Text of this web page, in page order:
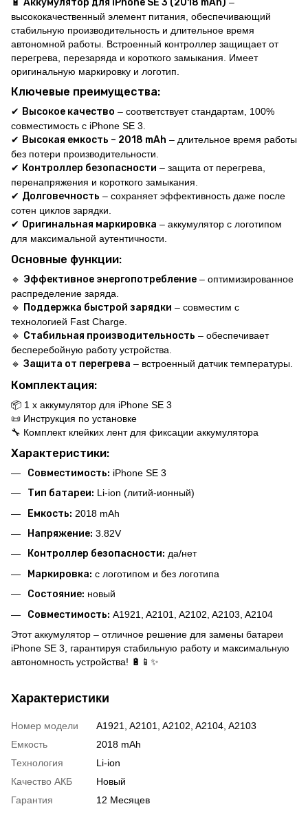
высококачественный элемент питания, обеспечивающий
стабильную производительность и длительное время
автономной работы. Встроенный контроллер защищает от
перегрева, перезаряда и короткого замыкания. Имеет
оригинальную маркировку и логотип.
Ключевые преимущества:
✔ Высокое качество – соответствует стандартам, 100%
совместимость с iPhone SE 3.
✔ Высокая емкость – 2018 mAh – длительное время работы
без потери производительности.
✔ Контроллер безопасности – защита от перегрева,
перенапряжения и короткого замыкания.
✔ Долговечность – сохраняет эффективность даже после
сотен циклов зарядки.
✔ Оригинальная маркировка – аккумулятор с логотипом
для максимальной аутентичности.
Основные функции:
🔹 Эффективное энергопотребление – оптимизированное
распределение заряда.
🔹 Поддержка быстрой зарядки – совместим с
технологией Fast Charge.
🔹 Стабильная производительность – обеспечивает
бесперебойную работу устройства.
🔹 Защита от перегрева – встроенный датчик температуры.
Комплектация:
📦 1 x аккумулятор для iPhone SE 3
📜 Инструкция по установке
🔧 Комплект клейких лент для фиксации аккумулятора
Характеристики:
Совместимость: iPhone SE 3
Тип батареи: Li-ion (литий-ионный)
Емкость: 2018 mAh
Напряжение: 3.82V
Контроллер безопасности: да/нет
Маркировка: с логотипом и без логотипа
Состояние: новый
Совместимость: A1921, A2101, A2102, A2103, A2104
Этот аккумулятор – отличное решение для замены батареи
iPhone SE 3, гарантируя стабильную работу и максимальную
автономность устройства! 🔋📱✨
Характеристики
Номер модели
A1921, A2101, A2102, A2104, A2103
Емкость
2018 mAh
Технология
Li-ion
Качество АКБ
Новый
Гарантия
12 Месяцев